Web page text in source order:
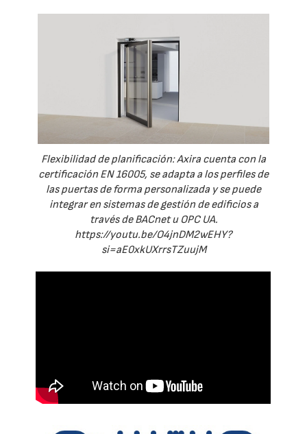
Flexibilidad de planificación: Axira cuenta con la
certificación EN 16005, se adapta a los perfiles de
las puertas de forma personalizada y se puede
integrar en sistemas de gestión de edificios a
través de BACnet u OPC UA.
https://youtu.be/O4jnDM2wEHY?
si=aE0xkUXrrsTZuujM